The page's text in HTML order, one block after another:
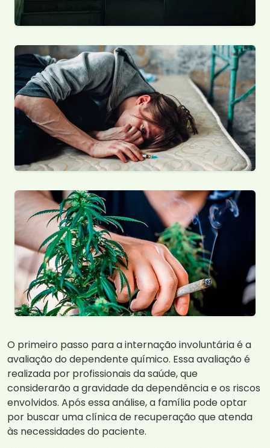
O primeiro passo para a internação involuntária é a
avaliação do dependente químico. Essa avaliação é
realizada por profissionais da saúde, que
considerarão a gravidade da dependência e os riscos
envolvidos. Após essa análise, a família pode optar
por buscar uma clínica de recuperação que atenda
às necessidades do paciente.